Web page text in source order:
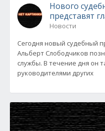
Нового
представят
Новости
Сегодня новый судебный
Альберт Слободчиков
службы. В течение дня он
руководителями других